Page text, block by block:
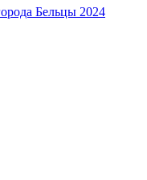
Бельцы 2024